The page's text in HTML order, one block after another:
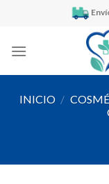
INICIO /